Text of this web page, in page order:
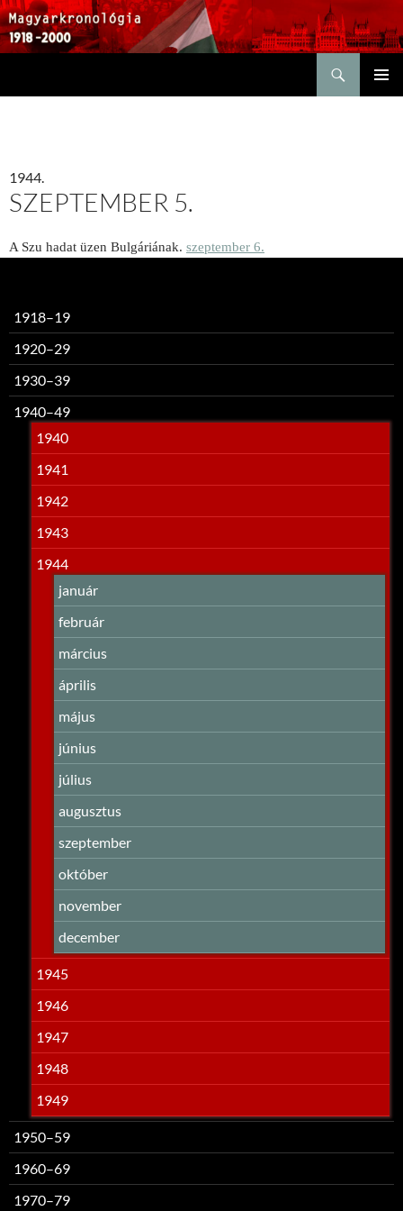
1944.
SZEPTEMBER 5.
A Szu hadat üzen Bulgáriának. szeptember 6.
1918–19
1920–29
1930–39
1940–49
1940
1941
1942
1943
1944
január
február
március
április
május
június
július
augusztus
szeptember
október
november
december
1945
1946
1947
1948
1949
1950–59
1960–69
1970–79